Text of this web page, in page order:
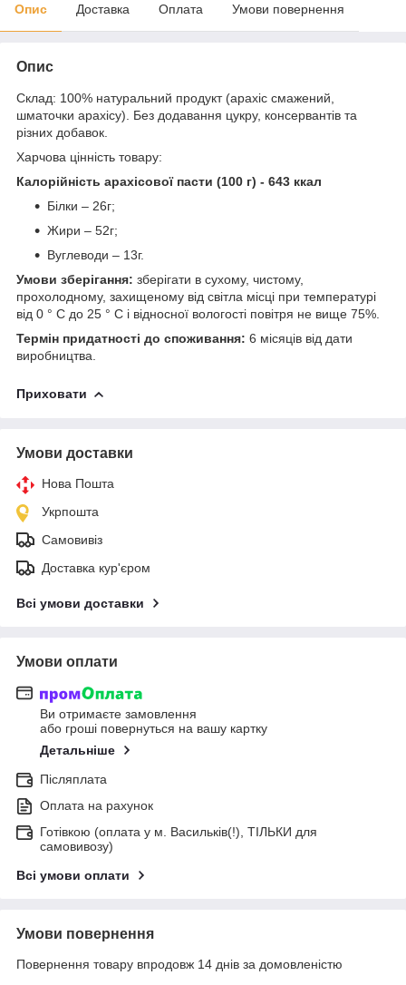
Опис Доставка Оплата Умови повернення
Опис
Склад: 100% натуральний продукт (арахіс смажений,
шматочки арахісу). Без додавання цукру, консервантів та
різних добавок.
Харчова цінність товару:
Калорійність арахісової пасти (100 г) - 643 ккал
Білки – 26г;
Жири – 52г;
Вуглеводи – 13г.
Умови зберігання: зберігати в сухому, чистому,
прохолодному, захищеному від світла місці при температурі
від 0 ° C до 25 ° C і відносної вологості повітря не вище 75%.
Термін придатності до споживання: 6 місяців від дати
виробництва.
Приховати
Умови доставки
Нова Пошта
Укрпошта
Самовивіз
Доставка кур'єром
Всі умови доставки
Умови оплати
Ви отримаєте замовлення
або гроші повернуться на вашу картку
Детальніше
Післяплата
Оплата на рахунок
Готівкою (оплата у м. Васильків(!), ТІЛЬКИ для
самовивозу)
Всі умови оплати
Умови повернення
Повернення товару впродовж 14 днів за домовленістю